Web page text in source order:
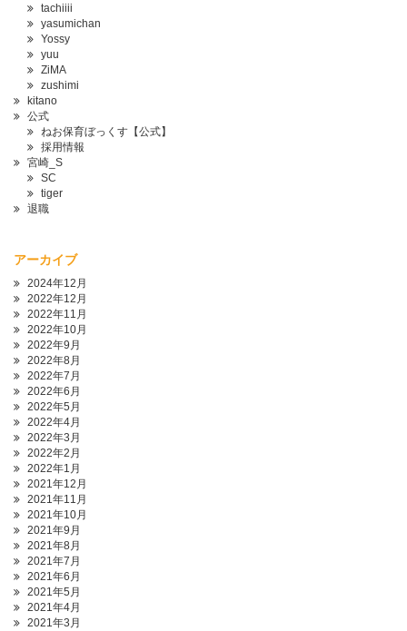
tachiiii
yasumichan
Yossy
yuu
ZiMA
zushimi
kitano
公式
ねお保育ぼっくす【公式】
採用情報
宮崎_S
SC
tiger
退職
アーカイブ
2024年12月
2022年12月
2022年11月
2022年10月
2022年9月
2022年8月
2022年7月
2022年6月
2022年5月
2022年4月
2022年3月
2022年2月
2022年1月
2021年12月
2021年11月
2021年10月
2021年9月
2021年8月
2021年7月
2021年6月
2021年5月
2021年4月
2021年3月